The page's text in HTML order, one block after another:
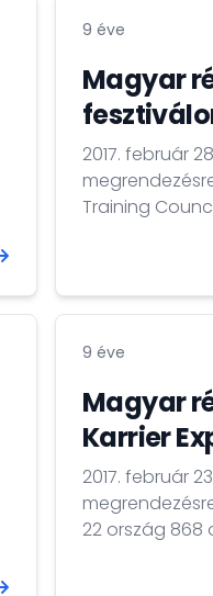
9 éve
Magyar
2017. február
Training
25,000
bemutatóval
9 éve
Magyar
Karrier
2017. február
megrendezésre a
22 ország 868
kiemelkedő